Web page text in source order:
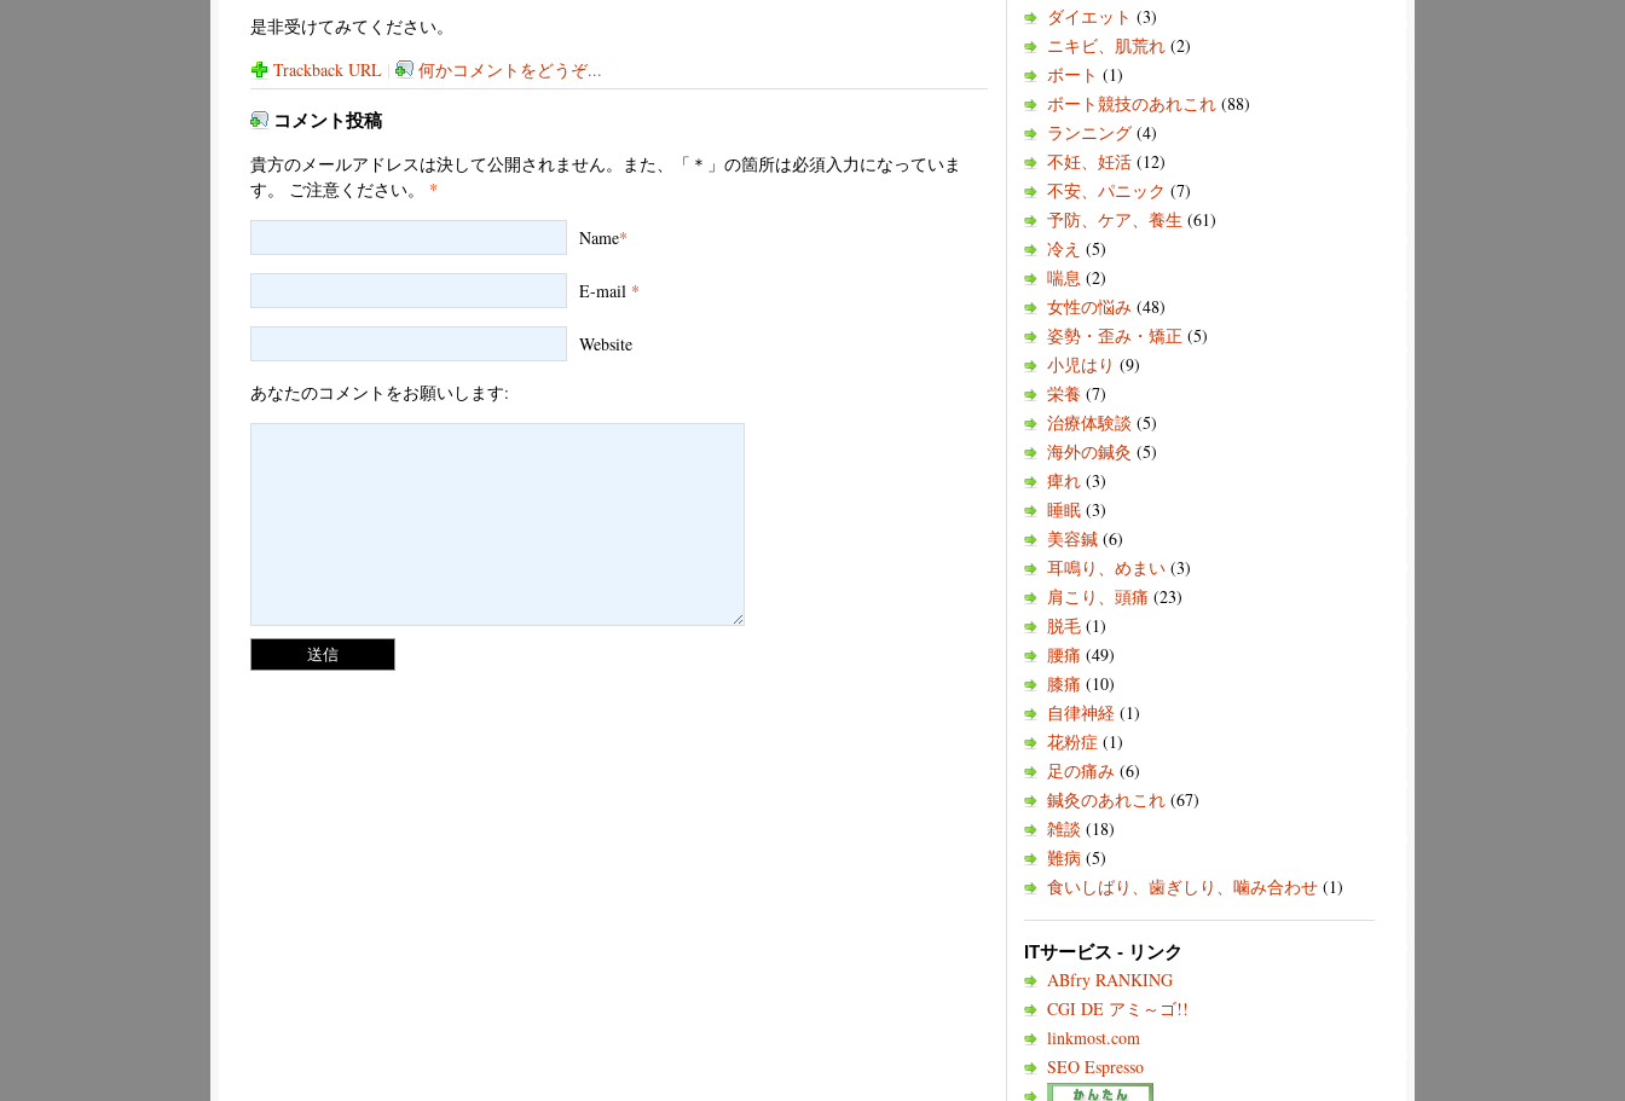
是非受けてみてください。
Trackback URL | 何かコメントをどうぞ...
コメント投稿
貴方のメールアドレスは決して公開されません。また、「＊」の箇所は必須入力になっていま
す。 ご注意ください。 *
Name*
E-mail *
Website
あなたのコメントをお願いします:
ダイエット (3)
ニキビ、肌荒れ (2)
ボート (1)
ボート競技のあれこれ (88)
ランニング (4)
不妊、妊活 (12)
不安、パニック (7)
予防、ケア、養生 (61)
冷え (5)
喘息 (2)
女性の悩み (48)
姿勢・歪み・矯正 (5)
小児はり (9)
栄養 (7)
治療体験談 (5)
海外の鍼灸 (5)
痺れ (3)
睡眠 (3)
美容鍼 (6)
耳鳴り、めまい (3)
肩こり、頭痛 (23)
脱毛 (1)
腰痛 (49)
膝痛 (10)
自律神経 (1)
花粉症 (1)
足の痛み (6)
鍼灸のあれこれ (67)
雑談 (18)
難病 (5)
食いしばり、歯ぎしり、噛み合わせ (1)
ITサービス - リンク
ABfry RANKING
CGI DE アミ～ゴ!!
linkmost.com
SEO Espresso